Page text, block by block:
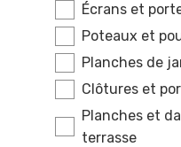
Écrans et
Poteaux et
Planches de
Clôtures et
Planches et
terrasse